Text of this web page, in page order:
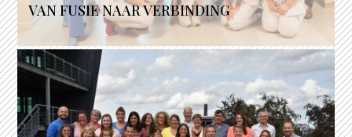
VAN FUSIE NAAR VERBINDING